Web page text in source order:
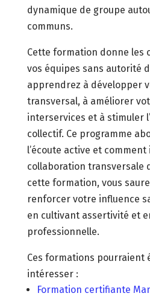
dynamique de groupe
communs.
Cette formation donne les
vos équipes sans autorité
apprendrez à développer
transversal, à améliorer
interservices et à stimuler
collectif. Ce programme
l’écoute active et
collaboration transversale
cette formation, vous
renforcer votre influence
en cultivant assertivité et
professionnelle.
Ces formations pourraient
intéresser :
Formation certifiante